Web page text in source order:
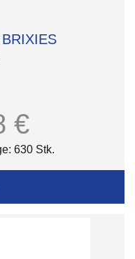
€
630 Stk.